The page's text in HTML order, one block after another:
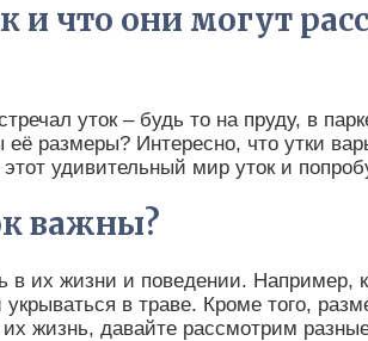
и что они могут
уток – будь то на пруду, в
её размеры? Интересно, что утки
удивительный мир уток и
важны?
в их жизни и поведении. Например,
укрываться в траве. Кроме того,
жизнь, давайте рассмотрим